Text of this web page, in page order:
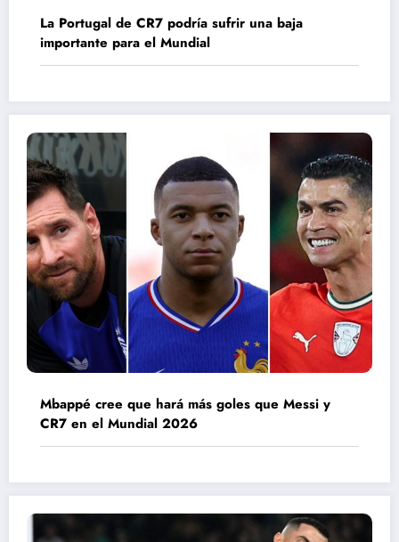
La Portugal de CR7 podría sufrir una baja
importante para el Mundial
Mbappé cree que hará más goles que Messi y
CR7 en el Mundial 2026